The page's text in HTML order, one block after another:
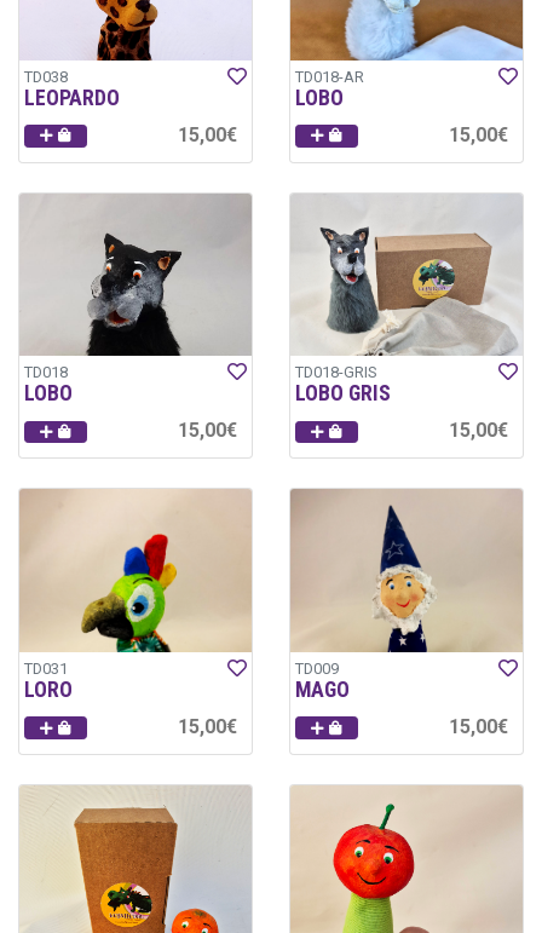
TD038
LEOPARDO
15,00€
TD018-AR
LOBO
15,00€
TD018
LOBO
15,00€
TD018-GRIS
LOBO GRIS
15,00€
TD031
LORO
15,00€
TD009
MAGO
15,00€